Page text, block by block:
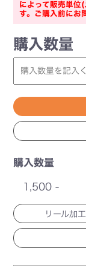
によって販売単位
す。ご購入前にお
購入数量
購入数量
1,500 -
リール加